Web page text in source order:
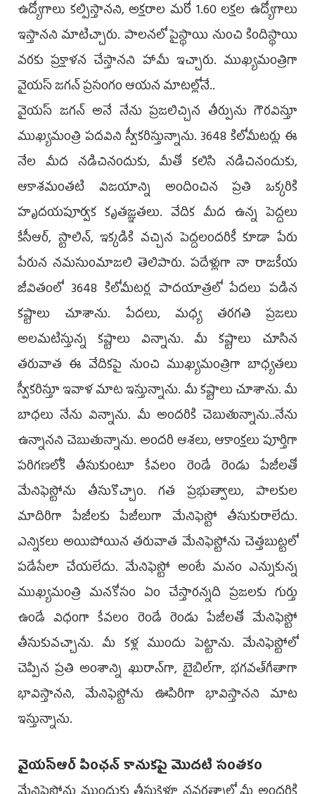
ఉద్యోగాలు కల్పిస్తానని, అక్షరాల మరో 1.60 లక్షల ఉద్యోగాలు
ఇస్తానని మాటిచ్చారు. పాలనలో పైస్థాయి నుంచి కిందిస్థాయి
వరకు ప్రక్షాళన చేస్తానని హామీ ఇచ్చారు. ముఖ్యమంత్రిగా
వైయస్‌ జగన్‌ ప్రసంగం ఆయన మాటల్లోనే..
వైయస్‌ జగన్‌ అనే నేను ప్రజలిచ్చిన తీర్పును గౌరవిస్తూ
ముఖ్యమంత్రి పదవిని స్వీకరిస్తున్నాను. 3648 కిలోమీటర్లు ఈ
నేల మీద నడిచినందుకు, మీతో కలిసి నడిచినందుకు,
ఆకాశమంతటి విజయాన్ని అందించిన ప్రతి ఒక్కరికి
హృదయపూర్వక కృతజ్ఞతలు. వేదిక మీద ఉన్న పెద్దలు
కేసీఆర్, స్టాలిన్, ఇక్కడికి వచ్చిన పెద్దలందరికీ కూడా పేరు
పేరున నమసుంమాజలి తెలిపారు. పదేళ్లుగా నా రాజకీయ
జీవితంలో 3648 కిలోమీటర్ల పాదయాత్రలో పేదలు పడిన
కష్టాలు చూశాను. పేదలు, మధ్య తరగతి ప్రజలు
అలమటిస్తున్న కష్టాలు విన్నాను. మీ కష్టాలు చూసిన
తరువాత ఈ వేదికపై నుంచి ముఖ్యమంత్రిగా బాధ్యతలు
స్వీకరిస్తూ ఇవాళ మాట ఇస్తున్నాను. మీ కష్టాలు చూశాను. మీ
బాధలు నేను విన్నాను. మీ అందరికి చెబుతున్నాను..నేను
ఉన్నానని చెబుతున్నాను. అందరి ఆశలు, ఆకాంక్షలు పూర్తిగా
పరిగణలోకి తీసుకుంటూ కేవలం రెండే రెండు పేజీలతో
మేనిఫెస్టోను తీసుకొచ్చాం. గత ప్రభుత్వాలు, పాలకుల
మాదిరిగా పేజీలకు పేజీలుగా మేనిఫెస్టో తీసుకురాలేదు.
ఎన్నికలు అయిపోయిన తరువాత మేనిఫెస్టోను చెత్తబుట్టలో
పడేసేలా చేయలేదు. మేనిఫెస్టో అంటే మనం ఎన్నుకున్న
ముఖ్యమంత్రి మనకోసం ఏం చేస్తారన్నది ప్రజలకు గుర్తు
ఉండే విధంగా కేవలం రెండే రెండు పేజీలతో మేనిఫెస్టో
తీసుకువచ్చాను. మీ కళ్ల ముందు పెట్టాను. మేనిఫెస్టోలో
చెప్పిన ప్రతి అంశాన్ని ఖురాన్‌గా, బైబిల్‌గా, భగవత్‌గీతాగా
భావిస్తానని, మేనిఫెస్టోను ఊపిరిగా భావిస్తానని మాట
ఇస్తున్నాను.
వైయస్‌ఆర్‌ పింఛన్‌ కానుకపై మొదటి సంతకం